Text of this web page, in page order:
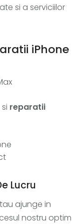
si a serviciilor
iPhone
si reparatii
Lucru
ajunge in
nostru optim